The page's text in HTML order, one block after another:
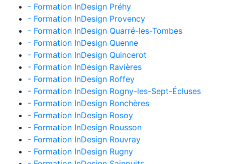
- Formation InDesign Préhy
- Formation InDesign Provency
- Formation InDesign Quarré-les-Tombes
- Formation InDesign Quenne
- Formation InDesign Quincerot
- Formation InDesign Ravières
- Formation InDesign Roffey
- Formation InDesign Rogny-les-Sept-Écluses
- Formation InDesign Ronchères
- Formation InDesign Rosoy
- Formation InDesign Rousson
- Formation InDesign Rouvray
- Formation InDesign Rugny